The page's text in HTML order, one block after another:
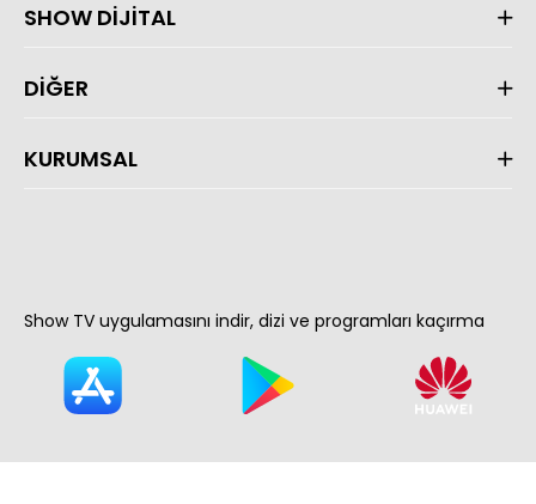
SHOW DİJİTAL
DİĞER
KURUMSAL
Show TV uygulamasını indir, dizi ve programları kaçırma